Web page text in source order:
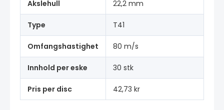
Akslehull 22,2 mm
Type T41
Omfangshastighet 80 m/s
Innhold per eske 30 stk
Pris per disc 42,73 kr